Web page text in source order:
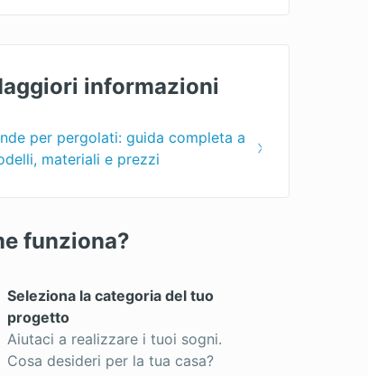
informazioni
per pergolati: guida completa a
materiali e prezzi
funziona?
Seleziona la categoria del tuo
progetto
Aiutaci a realizzare i tuoi sogni.
Cosa desideri per la tua casa?